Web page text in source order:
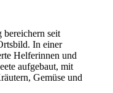
seit
In einer
Helferinnen und
aufgebaut, mit
Gemüse und